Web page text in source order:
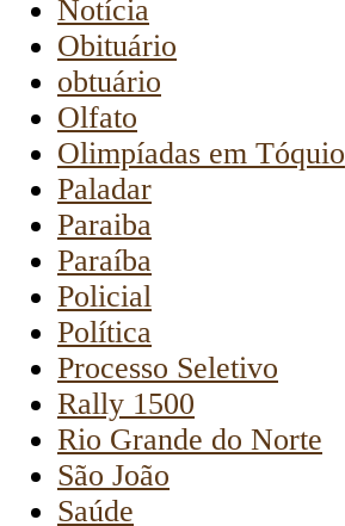
Notícia
Obituário
obtuário
Olfato
Olimpíadas em Tóquio
Paladar
Paraiba
Paraíba
Policial
Política
Processo Seletivo
Rally 1500
Rio Grande do Norte
São João
Saúde